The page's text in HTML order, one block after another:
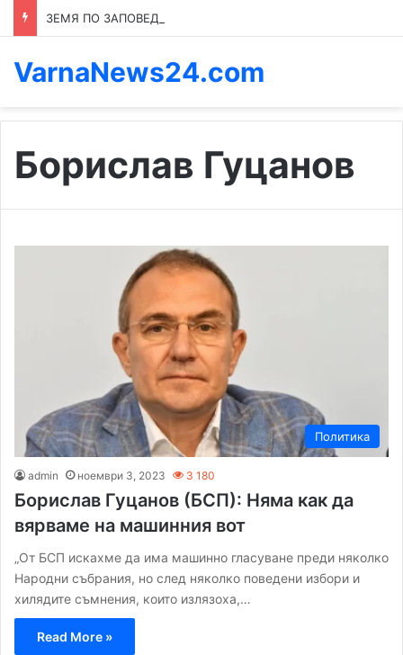
VarnaNews24.com
Борислав Гуцанов
Политика
admin ноември 3, 2023 3 180
Борислав Гуцанов (БСП): Няма как да
вярваме на машинния вот
„От БСП искахме да има машинно гласуване преди няколко
Народни събрания, но след няколко поведени избори и
хилядите съмнения, които излязоха,…
Read More »